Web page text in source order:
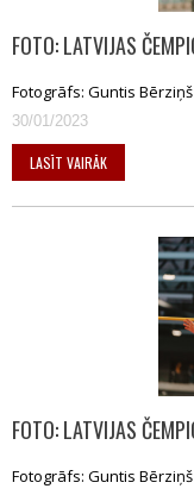
FOTO: LATVIJAS
Fotogrāfs: Guntis Bērziņš
30/01/2023
LASĪT VAIRĀK
FOTO: LATVIJAS
Fotogrāfs: Guntis Bērziņš